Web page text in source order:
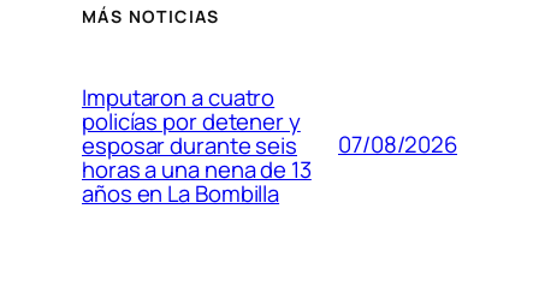
MÁS NOTICIAS
Imputaron a cuatro
policías por detener y
esposar durante seis
horas a una nena de 13
años en La Bombilla
07/08/2026